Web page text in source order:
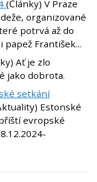
(Články) V Praze
organizované
potrvá až do
František...
Ať je zlo
jako dobrota.
setkání
Estonské
evropské